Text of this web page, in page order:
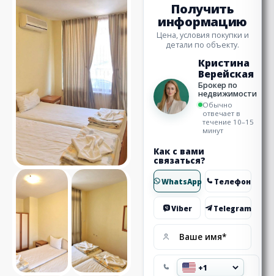
Получить
информацию
Цена, условия покупки и
детали по объекту.
Кристина
Верейская
Брокер по
недвижимости
Обычно
отвечает в
течение 10–15
минут
Как с вами
связаться?
WhatsApp Телефон
Viber Telegram